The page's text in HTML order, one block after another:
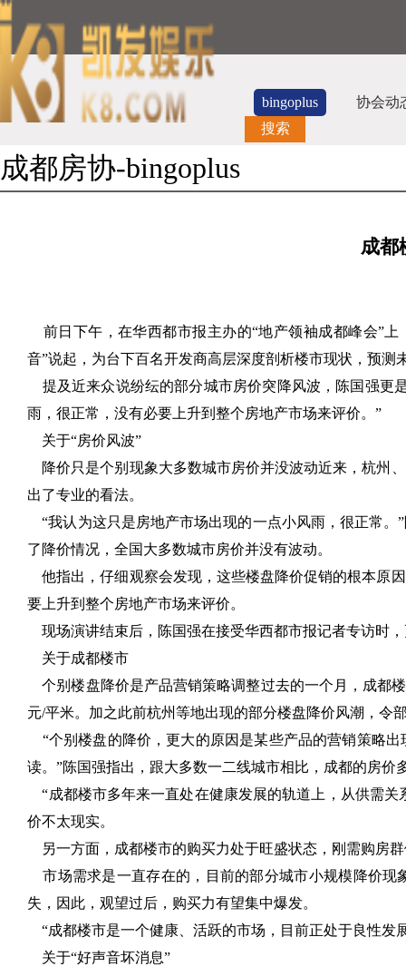
bingoplus
协会动
搜索
成都房协-bingoplus
成都
前日下午，在华西都市报主办的“地产领袖成都峰会”上
音”说起，为台下百名开发商高层深度剖析楼市现状，预测
提及近来众说纷纭的部分城市房价突降风波，陈国强更
雨，很正常，没有必要上升到整个房地产市场来评价。”
关于“房价风波”
降价只是个别现象大多数城市房价并没波动近来，杭州
出了专业的看法。
“我认为这只是房地产市场出现的一点小风雨，很正常。
了降价情况，全国大多数城市房价并没有波动。
他指出，仔细观察会发现，这些楼盘降价促销的根本原
要上升到整个房地产市场来评价。
现场演讲结束后，陈国强在接受华西都市报记者专访时
关于成都楼市
个别楼盘降价是产品营销策略调整过去的一个月，成都
元/平米。加之此前杭州等地出现的部分楼盘降价风潮，令
“个别楼盘的降价，更大的原因是某些产品的营销策略
读。”陈国强指出，跟大多数一二线城市相比，成都的房
“成都楼市多年来一直处在健康发展的轨道上，从供需关
价不太现实。
另一方面，成都楼市的购买力处于旺盛状态，刚需购房
市场需求是一直存在的，目前的部分城市小规模降价现
失，因此，观望过后，购买力有望集中爆发。
“成都楼市是一个健康、活跃的市场，目前正处于良性发
关于“好声音坏消息”